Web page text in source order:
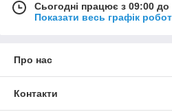
Сьогодні працює з 09:00 до
Показати весь графік
Про нас
Контакти